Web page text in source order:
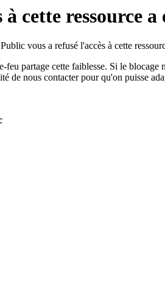
à cette ressource
vous a refusé l'accès à cette
feu partage cette faiblesse. Si le
de nous contacter pour qu'on puisse